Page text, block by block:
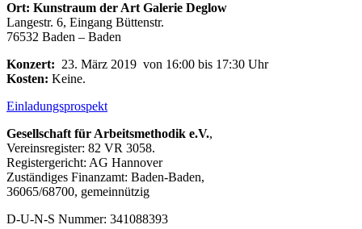
Ort: Kunstraum der Art Galerie Deglow
Langestr. 6, Eingang Büttenstr.
76532 Baden – Baden
Konzert: 23. März 2019 von 16:00 bis 17:30 Uhr
Kosten: Keine.
Einladungsprospekt
Gesellschaft für Arbeitsmethodik e.V.,
Vereinsregister: 82 VR 3058.
Registergericht: AG Hannover
Zuständiges Finanzamt: Baden-Baden,
36065/68700, gemeinnützig
D-U-N-S Nummer: 341088393